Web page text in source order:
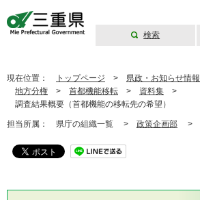
検索
現在位置： トップページ > 県政・お知らせ情報
地方分権 > 首都機能移転 > 資料集 >
調査結果概要（首都機能の移転先の希望）
担当所属： 県庁の組織一覧 > 政策企画部 >